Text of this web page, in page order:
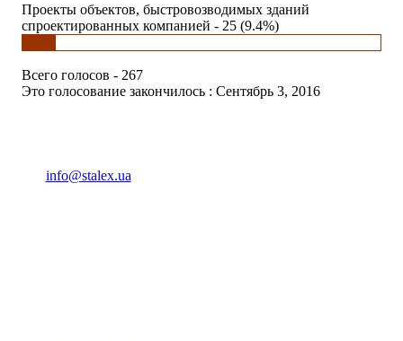
Проекты объектов, быстровозводимых зданий
спроектированных компанией - 25 (9.4%)
Всего голосов - 267
Это голосование закончилось : Сентябрь 3, 2016
info@stalex.ua